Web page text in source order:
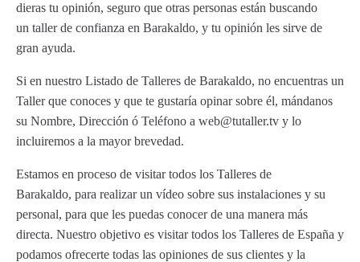
dieras tu opinión, seguro que otras personas están buscando
un taller de confianza en Barakaldo, y tu opinión les sirve de
gran ayuda.
Si en nuestro Listado de Talleres de Barakaldo, no encuentras un
Taller que conoces y que te gustaría opinar sobre él, mándanos
su Nombre, Dirección ó Teléfono a web@tutaller.tv y lo
incluiremos a la mayor brevedad.
Estamos en proceso de visitar todos los Talleres de
Barakaldo, para realizar un vídeo sobre sus instalaciones y su
personal, para que les puedas conocer de una manera más
directa. Nuestro objetivo es visitar todos los Talleres de España y
podamos ofrecerte todas las opiniones de sus clientes y la